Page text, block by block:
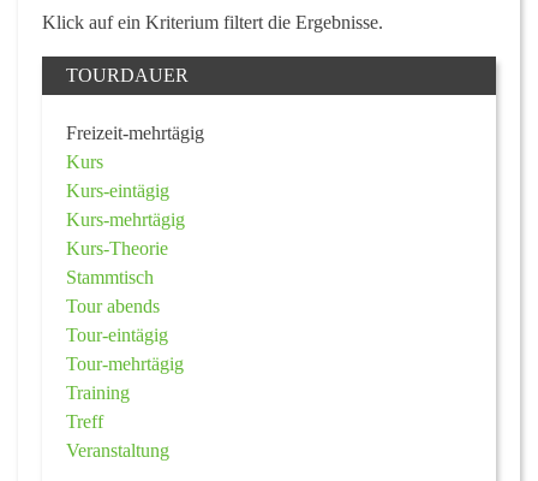
Klick auf ein Kriterium filtert die Ergebnisse.
TOURDAUER
Freizeit-mehrtägig
Kurs
Kurs-eintägig
Kurs-mehrtägig
Kurs-Theorie
Stammtisch
Tour abends
Tour-eintägig
Tour-mehrtägig
Training
Treff
Veranstaltung